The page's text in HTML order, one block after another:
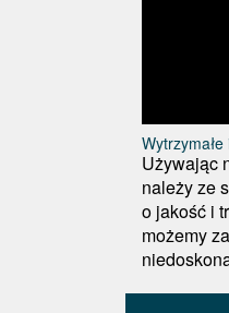
Używając
należy ze
o jakość i
możemy